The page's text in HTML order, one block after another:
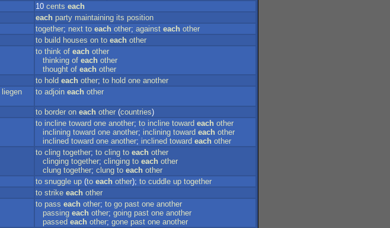
10 cents each
each party maintaining its position
together; next to each other; against each other
to build houses on to each other
to think of each other
thinking of each other
thought of each other
to hold each other; to hold one another
liegen
to adjoin each other
to border on each other (countries)
to incline toward one another; to incline toward each other
inclining toward one another; inclining toward each other
inclined toward one another; inclined toward each other
to cling together; to cling to each other
clinging together; clinging to each other
clung together; clung to each other
to snuggle up (to each other); to cuddle up together
to strike each other
to pass each other; to go past one another
passing each other; going past one another
passed each other; gone past one another